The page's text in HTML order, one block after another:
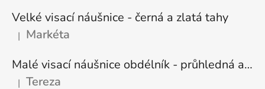
Velké visací náušnice - černá a zlatá tahy
Hodnocení produktu je 5 z 5 hvězdiček.
| Markéta
Malé visací náušnice obdélník - průhledná a stříbrná
| Tereza